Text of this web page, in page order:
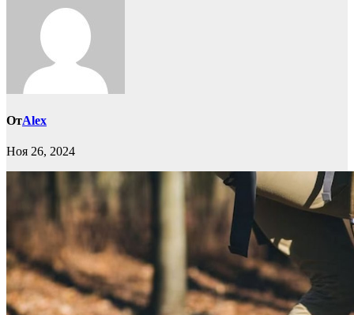
ОтAlex
Ноя 26, 2024